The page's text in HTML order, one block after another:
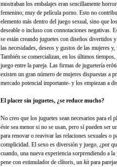
mostraban los embalajes eran sencillamente
femenino; muy de película porno. Esto no
elemento más dentro del juego sexual, sino que
deseable o incluso con connotaciones negativas.
se están creando juguetes con diseños divertidos
las necesidades, deseos y gustos de las mujeres
También se comercializan, en los últimos
juego entre la pareja. Las firmas de juguetería
existen un gran número de mujeres dispuestas a
mercado potencial importante- y los empiezan a
El placer sin juguetes, ¿se reduce mucho?
No creo que los juguetes sean necesarios para el
éste sea menor si no se usan, pero sí pueden ser
para renovar o reavivar las relaciones sexuales o
complicidad. El sexo es diversión y juego, ¿por
cuando, una nueva experiencia sorprendiendo a
pene con estimulador de clítoris, un kitpara